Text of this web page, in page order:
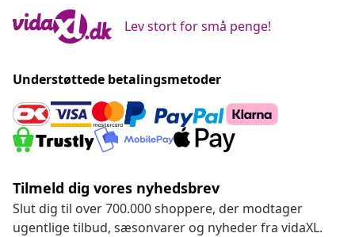
Lev stort for små penge!
Understøttede betalingsmetoder
Tilmeld dig vores nyhedsbrev
Slut dig til over 700.000 shoppere, der modtager
ugentlige tilbud, sæsonvarer og nyheder fra vidaXL.